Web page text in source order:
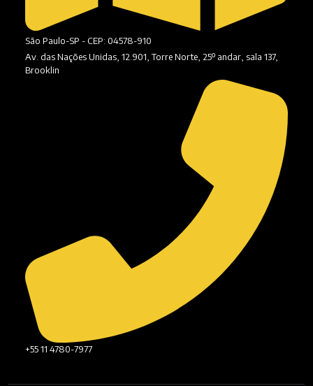
São Paulo-SP - CEP: 04578-910
Av. das Nações Unidas, 12.901, Torre Norte, 25º andar, sala 137,
Brooklin
+55 11 4780-7977